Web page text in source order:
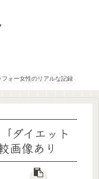
ォー女性のリアルな記録
ダイエット
画像あり